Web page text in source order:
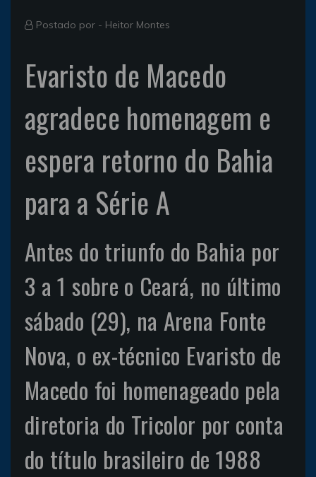
Postado por - Heitor Montes
Evaristo de Macedo
agradece homenagem e
espera retorno do Bahia
para a Série A
Antes do triunfo do Bahia por
3 a 1 sobre o Ceará, no último
sábado (29), na Arena Fonte
Nova, o ex-técnico Evaristo de
Macedo foi homenageado pela
diretoria do Tricolor por conta
do título brasileiro de 1988